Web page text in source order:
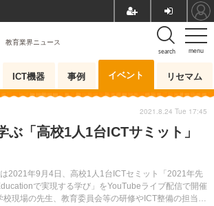
menu
search
教育業界ニュース
ICT機器 事例 イベント リセマム
ぶ「高校1人1台ICTサミット」
2021年9月4日、高校1人1台ICTセミット「2021年先
で実現する学び」をYouTubeライブ配信で開催
現場の先生、教育委員会等の研修やICT整備の担当者
2021.8.24 Tue 17:45